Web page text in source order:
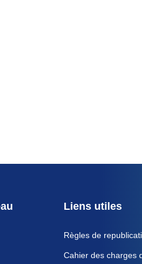
Liens utiles
Règles de
Cahier des charges